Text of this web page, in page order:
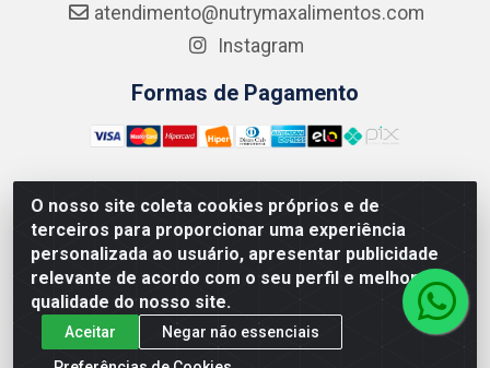
O nosso site coleta cookies próprios e de
terceiros para proporcionar uma experiência
personalizada ao usuário, apresentar publicidade
relevante de acordo com o seu perfil e melhorar a
qualidade do nosso site.
Aceitar
Negar não essenciais
atendimento@nutrymaxalimentos.com
Instagram
Formas de Pagamento
NUTRY MAX COMÉRCIO DE PRODUTOS ALIMENTICIOS
LTDA - RUA DO FEIJÃO, 721 PENHA CIRCULAR/RJ -
CNPJ: 15.796.122/0001-03